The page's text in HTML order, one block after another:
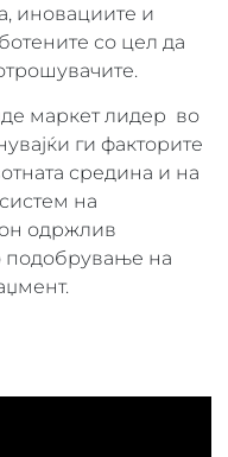
иновациите и
со цел да
маркет лидер во
ги факторите
средина и на
на
одржлив
подобрување на